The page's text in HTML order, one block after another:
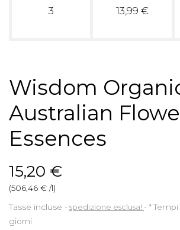
3 13,99 €
Wisdom
Australian
Essences
15,20 €
(506,46 € /l)
Tasse incluse
spedizione esclusa! *
giorni